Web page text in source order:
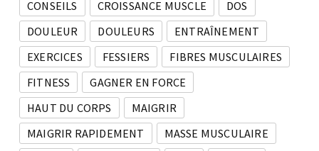
CONSEILS
CROISSANCE MUSCLE
DOS
DOULEUR
DOULEURS
ENTRAÎNEMENT
EXERCICES
FESSIERS
FIBRES MUSCULAIRES
FITNESS
GAGNER EN FORCE
HAUT DU CORPS
MAIGRIR
MAIGRIR RAPIDEMENT
MASSE MUSCULAIRE